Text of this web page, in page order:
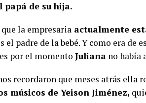
papá de su hija.
la empresaria actualmente
el padre de la bebé. Y como era de
por el momento Juliana no había
recordaron que meses atrás ella
músicos de Yeison Jiménez,